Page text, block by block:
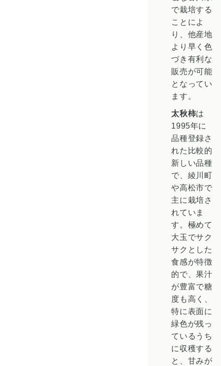
で栽培する
ことによ
り、他産地
より早く色
づき有利な
販売が可能
となってい
ます。
太秋柿は
1995年に
品種登録さ
れた比較的
新しい品種
で、綾川町
や高松市で
主に栽培さ
れていま
す。極めて
大玉でサク
サクとした
食感が特徴
的で、果汁
が豊富で糖
度も高く、
特に表面に
緑色が残っ
ているうち
に収穫する
と、甘みが